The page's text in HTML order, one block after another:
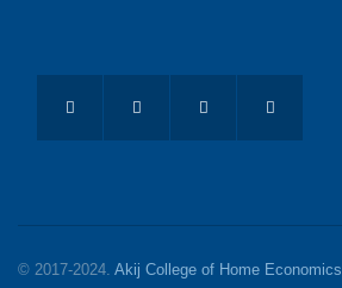
© 2017-2024. Akij College of Home Economics